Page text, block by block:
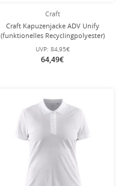
Craft
Craft Kapuzenjacke ADV Unify
(funktionelles Recyclingpolyester)
hellgrau Damen
UVP: 84,95€
64,49€